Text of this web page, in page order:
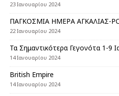
23 Ιανουαρίου 2024
ΠΑΓΚΟΣΜΙΑ ΗΜΕΡΑ ΑΓΚΑΛΙΑΣ-
22 Ιανουαρίου 2024
Τα Σημαντικότερα Γεγονότα 1-9
14 Ιανουαρίου 2024
British Empire
14 Ιανουαρίου 2024